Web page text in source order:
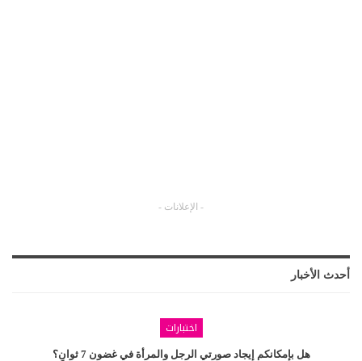
- الإعلانات -
أحدث الأخبار
اختبارات
هل بإمكانكم إيجاد صورتي الرجل والمرأة في غضون 7 ثوانٍ؟